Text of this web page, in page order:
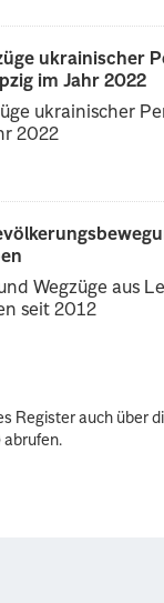
ukrainischer
im Jahr 2022
ukrainischer
2022
Wegzüge aus
seit 2012
Register auch über
abrufen.